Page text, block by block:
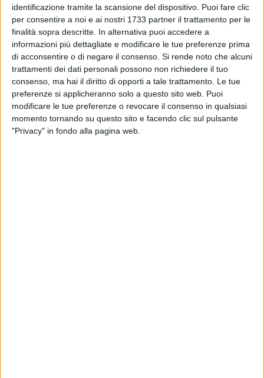
identificazione tramite la scansione del dispositivo. Puoi fare clic
per consentire a noi e ai nostri 1733 partner il trattamento per le
finalità sopra descritte. In alternativa puoi accedere a
informazioni più dettagliate e modificare le tue preferenze prima
di acconsentire o di negare il consenso. Si rende noto che alcuni
trattamenti dei dati personali possono non richiedere il tuo
consenso, ma hai il diritto di opporti a tale trattamento. Le tue
preferenze si applicheranno solo a questo sito web. Puoi
modificare le tue preferenze o revocare il consenso in qualsiasi
momento tornando su questo sito e facendo clic sul pulsante
"Privacy" in fondo alla pagina web.
BISCEGLIE - 4 NOVEMBRE 2023
Rete dei diritti, una manifestazione contro la
guerra
BISCEGLIE - 2 NOVEMBRE 2023
Calici nel Borgo Antico e Avis Bisceglie: si
rinnova la collaborazione per un brindisi
solidale
BISCEGLIE - 31 OTTOBRE 2023
Taxi sociale gratuito per il cimitero in